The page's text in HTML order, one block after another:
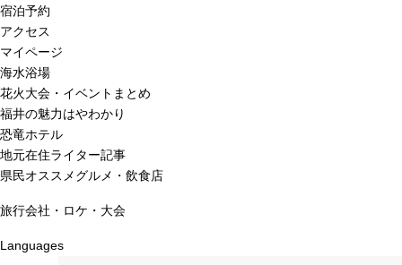
宿泊予約
アクセス
マイページ
海水浴場
花火大会・イベントまとめ
福井の魅力はやわかり
恐竜ホテル
地元在住ライター記事
県民オススメグルメ・飲食店
旅行会社・ロケ・大会
Languages